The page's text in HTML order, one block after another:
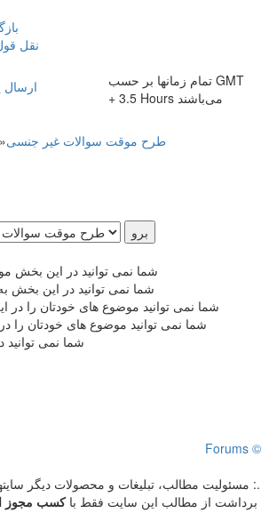
نقل
ارسال
تمام زمانها بر حسب GMT
+ 3.5 Hours می‌باشند
»طرح موقت سوالات غیر جنسی
شما نمی توانید در این بخش
شما نمی توانید در این بخش
شما نمی توانید موضوع های خودتان را در
شما نمی توانید موضوع های خودتان را
شما نمی
Forums ©
.: مسئوليت مطالب، تبليغات و محصولات ديگر سايتها به عهده خودشان است :.
.:: برداشت از مطالب اين سايت فقط باکسب مجوز